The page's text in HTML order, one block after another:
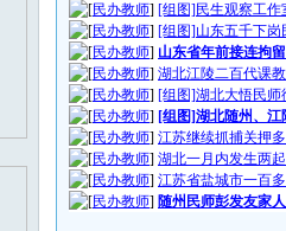
[民办教师] [组图]民生观察工
[民办教师] [组图]山东五千下
[民办教师] 山东省年前接连拘
[民办教师] 湖北江陵二百代课
[民办教师] [组图]湖北大悟民
[民办教师] [组图]湖北随州、
[民办教师] 江苏继续抓捕关押
[民办教师] 湖北一月内发生两
[民办教师] 江苏省盐城市一百
[民办教师] 随州民师彭发友家